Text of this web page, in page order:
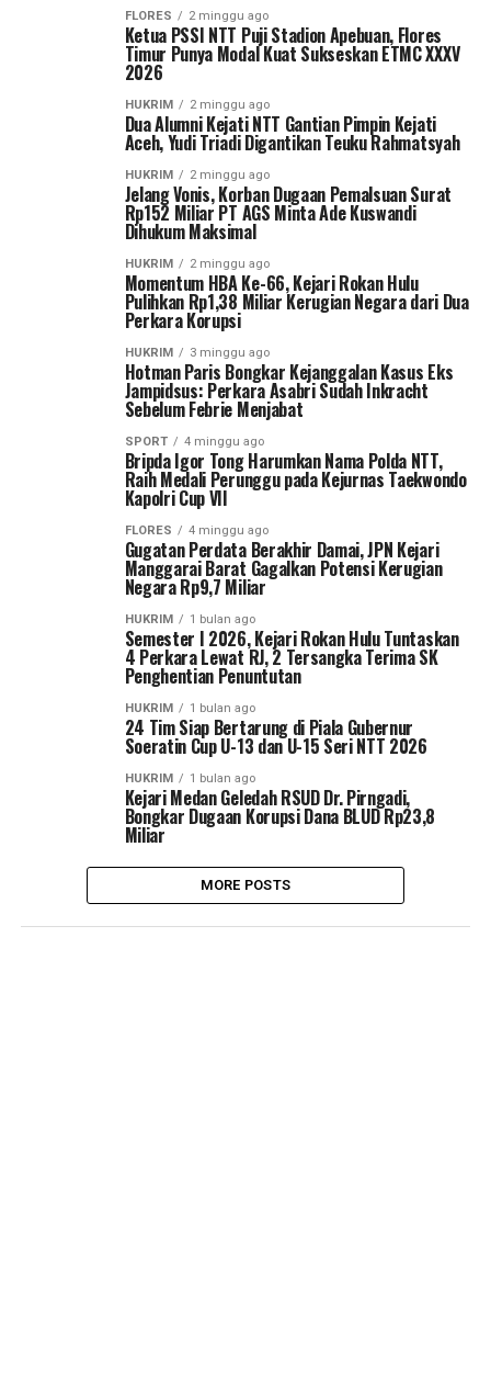
FLORES 2 minggu ago
Ketua PSSI NTT Puji Stadion Apebuan, Flores
Timur Punya Modal Kuat Sukseskan ETMC XXXV
2026
HUKRIM 2 minggu ago
Dua Alumni Kejati NTT Gantian Pimpin Kejati
Aceh, Yudi Triadi Digantikan Teuku Rahmatsyah
HUKRIM 2 minggu ago
Jelang Vonis, Korban Dugaan Pemalsuan Surat
Rp152 Miliar PT AGS Minta Ade Kuswandi
Dihukum Maksimal
HUKRIM 2 minggu ago
Momentum HBA Ke-66, Kejari Rokan Hulu
Pulihkan Rp1,38 Miliar Kerugian Negara dari Dua
Perkara Korupsi
HUKRIM 3 minggu ago
Hotman Paris Bongkar Kejanggalan Kasus Eks
Jampidsus: Perkara Asabri Sudah Inkracht
Sebelum Febrie Menjabat
SPORT 4 minggu ago
Bripda Igor Tong Harumkan Nama Polda NTT,
Raih Medali Perunggu pada Kejurnas Taekwondo
Kapolri Cup VII
FLORES 4 minggu ago
Gugatan Perdata Berakhir Damai, JPN Kejari
Manggarai Barat Gagalkan Potensi Kerugian
Negara Rp9,7 Miliar
HUKRIM 1 bulan ago
Semester I 2026, Kejari Rokan Hulu Tuntaskan
4 Perkara Lewat RJ, 2 Tersangka Terima SK
Penghentian Penuntutan
HUKRIM 1 bulan ago
24 Tim Siap Bertarung di Piala Gubernur
Soeratin Cup U-13 dan U-15 Seri NTT 2026
HUKRIM 1 bulan ago
Kejari Medan Geledah RSUD Dr. Pirngadi,
Bongkar Dugaan Korupsi Dana BLUD Rp23,8
Miliar
MORE POSTS